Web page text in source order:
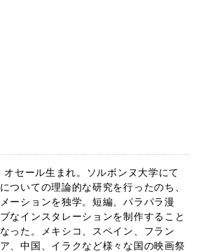
セール生まれ。ソルボンヌ大学にて
ついての理論的な研究を行ったのち、
ーションを独学。短編、パラパラ漫
なインスタレーションを制作すること
った。メキシコ、スペイン、フラン
、中国、イラクなど様々な国の映画祭